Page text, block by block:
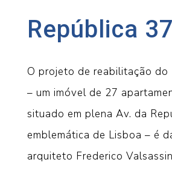
República 37
O projeto de reabilitação do
– um imóvel de 27
situado em plena Av. da
emblemática de Lisboa – é
arquiteto Frederico